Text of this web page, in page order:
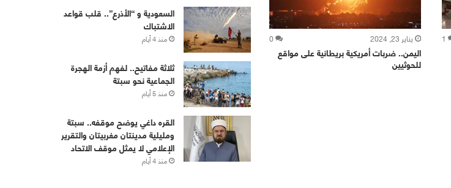
1 يناير 23, 2024 0
اليمن.. ضربات أمريكية بريطانية على مواقع
للحوثيين
‏⁧‫السعودية‬⁩ و “الأذرع”.. قلب قواعد
الاشتباك
منذ 4 أيام
ثلاثة مفاتيح.. لفهم أزمة الهجرة
الجماعية نحو سبتة
منذ 5 أيام
القره داغي يوضح موقفه.. سبتة
ومليلية مدينتان مغربيتان والتقرير
الإعلامي لا يمثل موقف الاتحاد
منذ 4 أيام